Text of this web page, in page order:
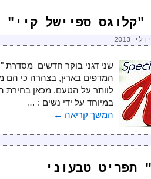
"קלוגס ספיישל קיי"
שני דגני בוקר חדשים מסדרת
המדפים בארץ, בצהרה כי הם
לוותר על הטעם. מכאן בחירת
במיוחד על ידי נשים : …
המשך קריאה ←
תפריט טבעוני